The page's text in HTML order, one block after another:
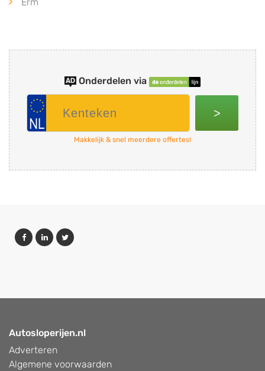
Erm
Onderdelen via
>
Makkelijk & snel meerdere offertes!
Autosloperijen.nl
Adverteren
Algemene voorwaarden